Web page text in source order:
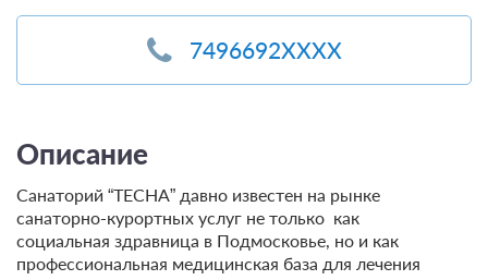
7496692XXXX
Описание
Санаторий “ТЕСНА” давно известен на рынке
санаторно-курортных услуг не только как
социальная здравница в Подмосковье, но и как
профессиональная медицинская база для лечения